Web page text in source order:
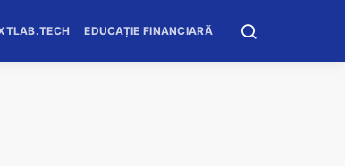
EDUCAȚIE FINANCIARĂ